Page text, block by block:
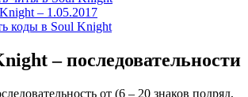
– 1.05.2017
коды в Soul Knight
– последовательности
от (6 – 20 знаков подряд,